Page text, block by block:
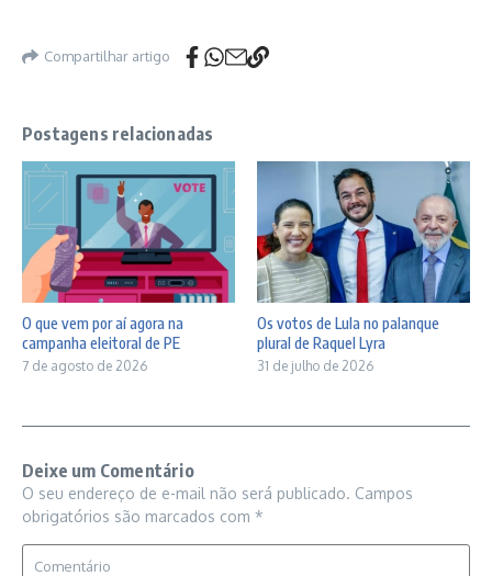
Compartilhar artigo
Postagens relacionadas
O que vem por aí agora na
campanha eleitoral de PE
7 de agosto de 2026
Os votos de Lula no palanque
plural de Raquel Lyra
31 de julho de 2026
Deixe um Comentário
O seu endereço de e-mail não será publicado. Campos
obrigatórios são marcados com *